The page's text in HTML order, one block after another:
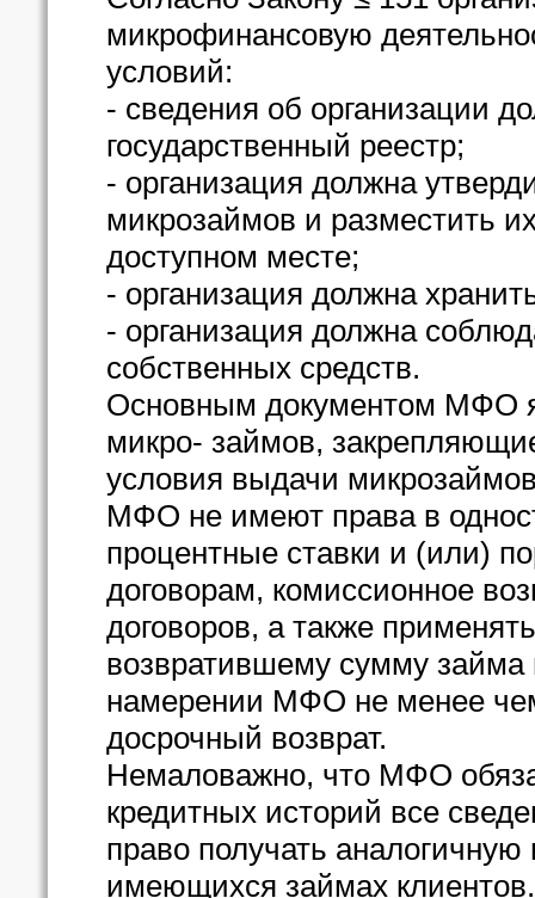
микрофинансовую
условий:
- сведения об организации
государственный реестр;
- организация должна
микрозаймов и разместить
доступном месте;
- организация должна
- организация должна
собственных средств.
Основным документом МФО
микро- займов,
условия выдачи
МФО не имеют права в
процентные ставки и (или)
договорам, комиссионное
договоров, а также
возвратившему сумму
намерении МФО не менее
досрочный возврат.
Немаловажно, что МФО
кредитных историй все
право получать
имеющихся займах клиентов.